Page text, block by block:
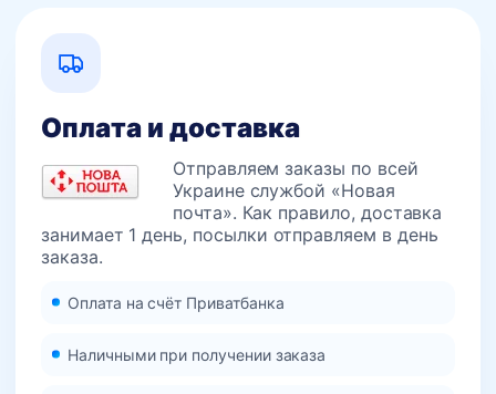
Оплата и доставка
Отправляем заказы по всей
Украине службой «Новая
почта». Как правило, доставка
занимает 1 день, посылки отправляем в день
заказа.
Оплата на счёт Приватбанка
Наличными при получении заказа